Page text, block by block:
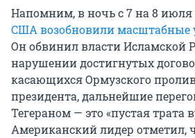
Напомним, в ночь с 7 на 8 июля
США возобновили масштабные
Он обвинил власти Исламской
нарушении достигнутых
касающихся Ормузского
президента, дальнейшие
Тегераном — это «пустая трата
Американский лидер отметил,